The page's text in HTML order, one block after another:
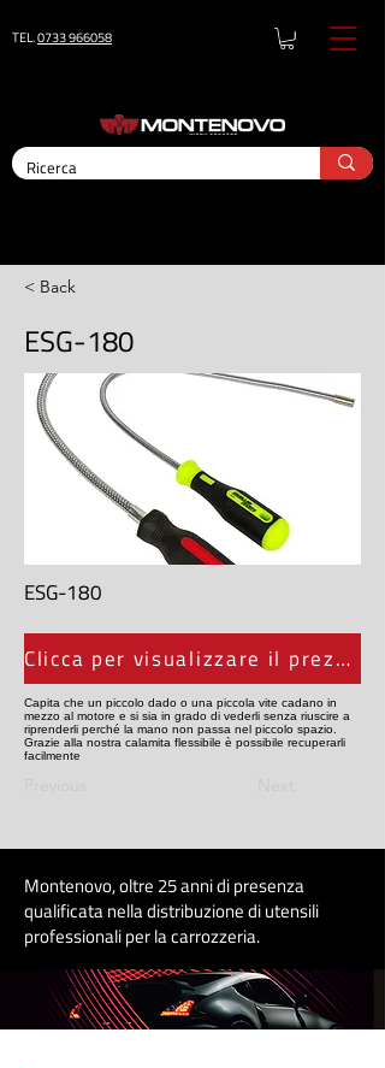
TEL.0733 966058
< Back
ESG-180
ESG-180
Clicca per visualizzare il prezzo
Capita che un piccolo dado o una piccola vite cadano in
mezzo al motore e si sia in grado di vederli senza riuscire a
riprenderli perché la mano non passa nel piccolo spazio.
Grazie alla nostra calamita flessibile è possibile recuperarli
facilmente
Montenovo, oltre 25 anni di presenza
qualificata nella distribuzione di utensili
professionali per la carrozzeria.